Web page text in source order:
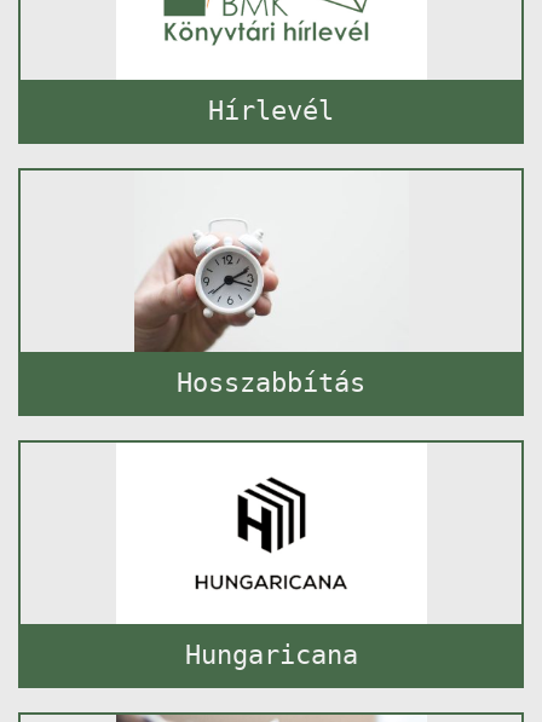
Hírlevél
Hosszabbítás
Hungaricana